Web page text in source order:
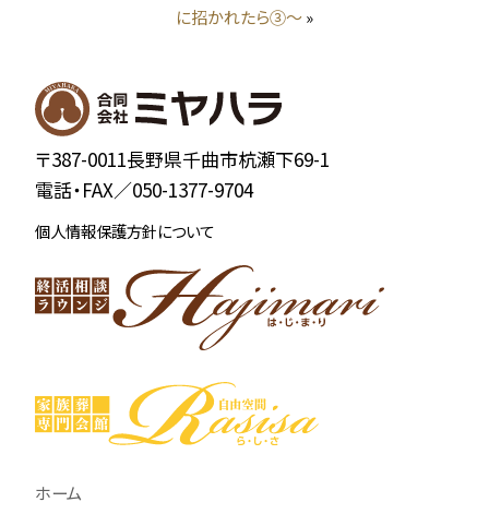
に招かれたら③～»
〒387-0011長野県千曲市杭瀬下69-1
電話・FAX／050-1377-9704
個人情報保護方針について
ホーム